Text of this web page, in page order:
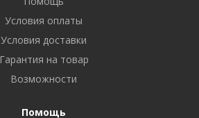
Условия оплаты
Условия доставки
Гарантия на товар
Возможности
Помощь